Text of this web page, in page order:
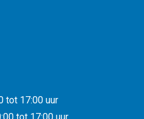
tot 17:00 uur